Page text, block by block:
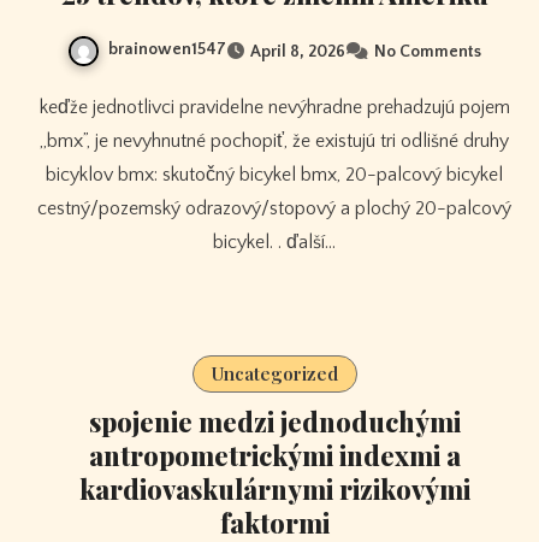
brainowen1547 April 8, 2026 No Comments
keďže jednotlivci pravidelne nevýhradne prehadzujú pojem
„bmx”, je nevyhnutné pochopiť, že existujú tri odlišné druhy
bicyklov bmx: skutočný bicykel bmx, 20-palcový bicykel
cestný/pozemský odrazový/stopový a plochý 20-palcový
bicykel. . ďalší…
Uncategorized
spojenie medzi jednoduchými
antropometrickými indexmi a
kardiovaskulárnymi rizikovými
faktormi